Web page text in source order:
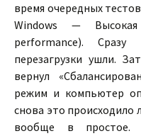
время очередных
Windows — Высокая
performance).
перезагрузки ушли.
вернул
режим и компьютер
снова это происходило
вообще в простое.